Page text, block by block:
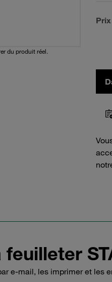
du produit réel.
e-mail, les imprimer et les